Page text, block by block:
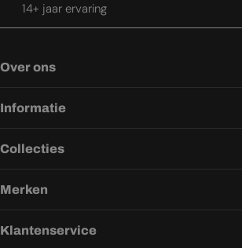
14+ jaar ervaring
Over ons
Informatie
Collecties
Merken
Klantenservice